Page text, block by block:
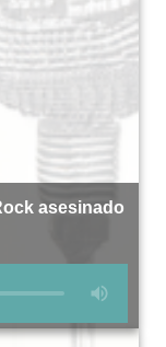
asesinado